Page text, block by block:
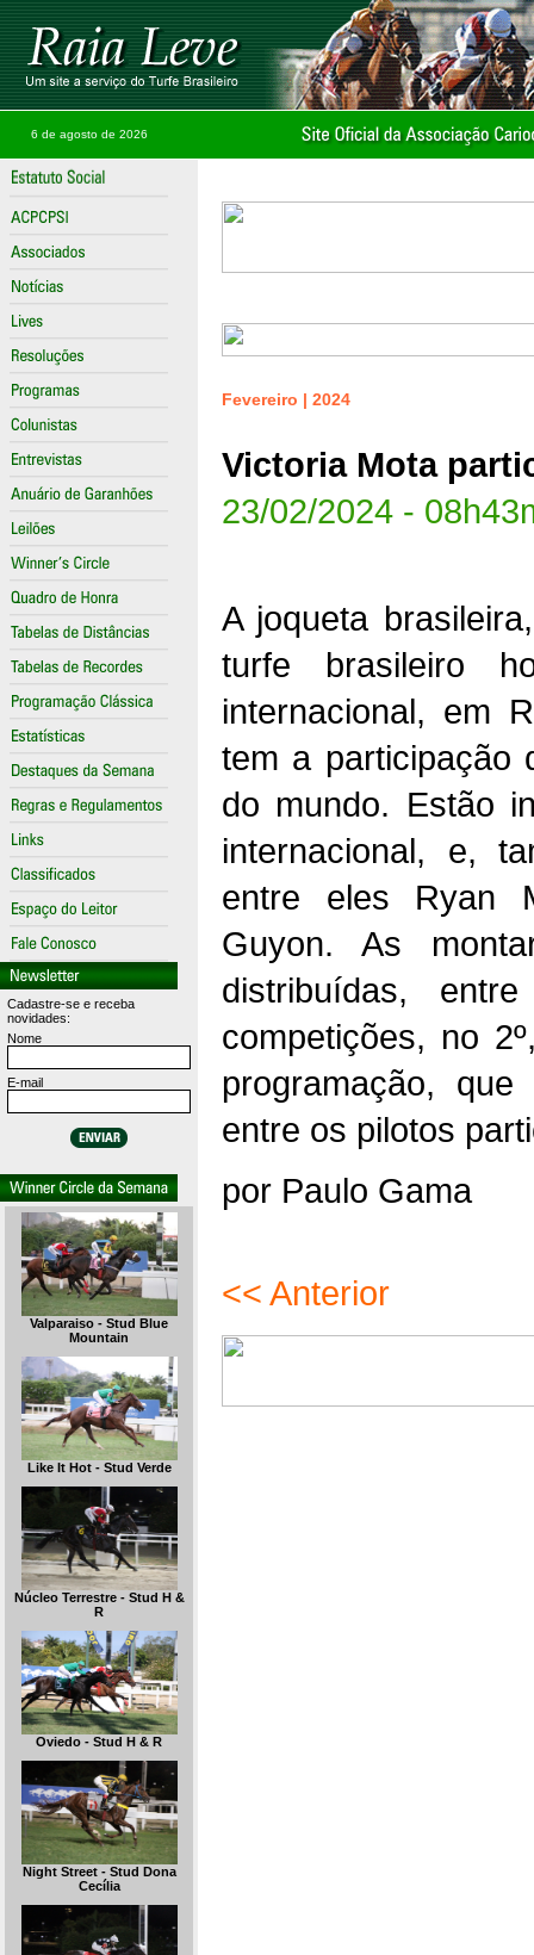
6 de agosto de 2026
Cadastre-se e receba
novidades:
Nome
E-mail
Valparaiso - Stud Blue
Mountain
Like It Hot - Stud Verde
Núcleo Terrestre - Stud H &
R
Oviedo - Stud H & R
Night Street - Stud Dona
Cecília
Fevereiro | 2024
Victoria Mota
23/02/2024 -
A joqueta
turfe brasileiro
internacional, em
tem a participação
do mundo. Estão
internacional, e,
entre eles Ryan
Guyon. As
distribuídas,
competições, no
programação,
entre os pilotos
por Paulo Gama
<< Anterior